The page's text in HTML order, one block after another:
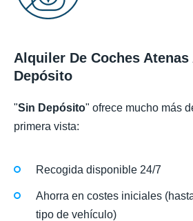
Alquiler De Coches
Depósito
"Sin Depósito" ofrece mucho más
primera vista:
Recogida disponible 24/7
Ahorra en costes iniciales
tipo de vehículo)